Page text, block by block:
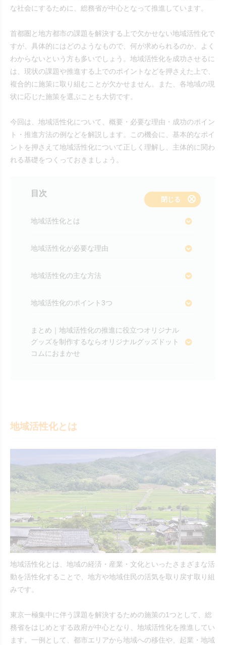
な社会にするために、総務省が中心となって推進しています。
首都圏と地方都市の課題を解決する上で欠かせない地域活性化で
すが、具体的にはどのようなもので、何が求められるのか、よく
わからないという方も多いでしょう。地域活性化を成功させるに
は、現状の課題や推進する上でのポイントなどを押さえた上で、
複合的に施策に取り組むことが欠かせません。また、各地域の現
状に応じた施策を選ぶことも大切です。
今回は、地域活性化について、概要・必要な理由・成功のポイン
ト・推進方法の例などを解説します。この機会に、基本的なポイ
ントを押さえて地域活性化について正しく理解し、主体的に関わ
れる基礎をつくっておきましょう。
目次
表示する
閉じる
地域活性化とは
地域活性化が必要な理由
地域活性化の主な方法
地域活性化のポイント3つ
まとめ｜地域活性化の推進に役立つオリジナル
グッズを制作するならオリジナルグッズドット
コムにおまかせ
地域活性化とは
地域活性化とは、地域の経済・産業・文化といったさまざまな活
動を活性化することで、地方や地域住民の活気を取り戻す取り組
みです。
東京一極集中に伴う課題を解決するための施策の1つとして、総
務省をはじめとする政府が中心となり、地域活性化を推進してい
ます。一例として、都市エリアから地域への移住や、起業・地域